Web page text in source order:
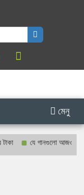
মেনু
যে গানগুলো আজও ফিরিয়ে